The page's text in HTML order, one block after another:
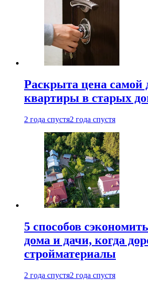
Раскрыта цена самой
квартиры в старых
2 года спустя2 года спустя
5 способов
дома и дачи, когда
стройматериалы
2 года спустя2 года спустя